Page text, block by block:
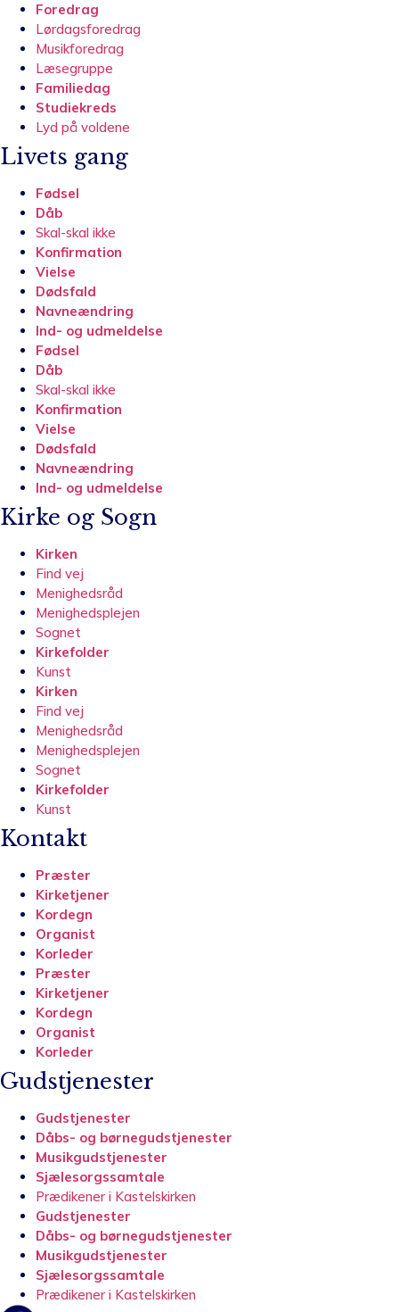
Foredrag
Lørdagsforedrag
Musikforedrag
Læsegruppe
Familiedag
Studiekreds
Lyd på voldene
Livets gang
Fødsel
Dåb
Skal-skal ikke
Konfirmation
Vielse
Dødsfald
Navneændring
Ind- og udmeldelse
Fødsel
Dåb
Skal-skal ikke
Konfirmation
Vielse
Dødsfald
Navneændring
Ind- og udmeldelse
Kirke og Sogn
Kirken
Find vej
Menighedsråd
Menighedsplejen
Sognet
Kirkefolder
Kunst
Kirken
Find vej
Menighedsråd
Menighedsplejen
Sognet
Kirkefolder
Kunst
Kontakt
Præster
Kirketjener
Kordegn
Organist
Korleder
Præster
Kirketjener
Kordegn
Organist
Korleder
Gudstjenester
Gudstjenester
Dåbs- og børnegudstjenester
Musikgudstjenester
Sjælesorgssamtale
Prædikener i Kastelskirken
Gudstjenester
Dåbs- og børnegudstjenester
Musikgudstjenester
Sjælesorgssamtale
Prædikener i Kastelskirken